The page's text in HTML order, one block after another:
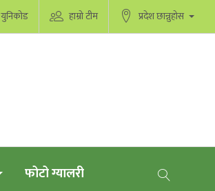
युनिकोड हाम्रो टीम प्रदेश छान्नुहोस
फोटो ग्यालरी